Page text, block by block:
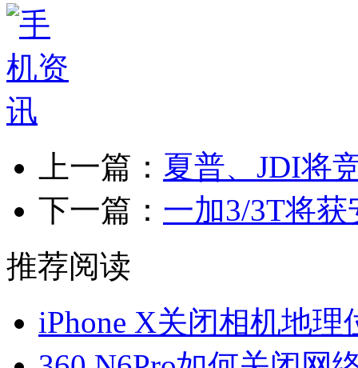
上一篇： 夏普、JDI将
下一篇： 一加3/3T将
推荐阅读
iPhone X关闭相机地理